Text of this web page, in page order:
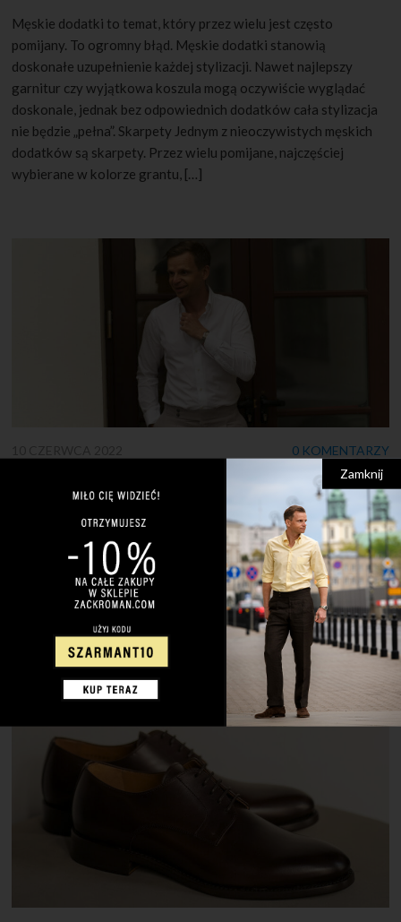
Męskie dodatki to temat, który przez wielu jest często
pomijany. To ogromny błąd. Męskie dodatki stanowią
doskonałe uzupełnienie każdej stylizacji. Nawet najlepszy
garnitur czy wyjątkowa koszula mogą oczywiście wyglądać
doskonale, jednak bez odpowiednich dodatków cała stylizacja
nie będzie „pełna”. Skarpety Jednym z nieoczywistych męskich
dodatków są skarpety. Przez wielu pomijane, najczęściej
wybierane w kolorze grantu, […]
0 KOMENTARZY
Czym jest sprezzatura?
Pozornie źle zawiązany krawat? Rozpięte mankiety? Czy to
błędy? Nie! To sprezzatura! Wiele osób często pyta mnie –
czym jest sprezzatura? Wyjaśnienie tego pojęcia jest
jednocześnie proste i skomplikowane. Jest to swego rodzaju
niedbalstwo i łamanie modowych reguł, ale co najważniejsze –
jest to świadome niedbalstwo, którego celem jest przede
wszystkim wyrażenie siebie. Rozpięcie koszuli […]
Zamknij